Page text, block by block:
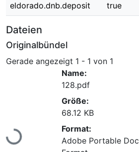
eldorado.dnb.deposit true
Dateien
Originalbündel
Gerade angezeigt 1 - 1 von 1
Lade...
Name:
128.pdf
Größe:
68.12 KB
Format:
Adobe Portable